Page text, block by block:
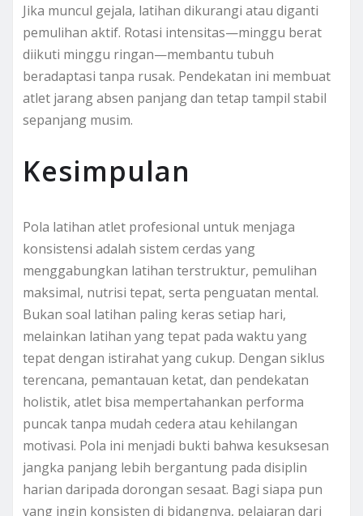
Jika muncul gejala, latihan dikurangi atau diganti
pemulihan aktif. Rotasi intensitas—minggu berat
diikuti minggu ringan—membantu tubuh
beradaptasi tanpa rusak. Pendekatan ini membuat
atlet jarang absen panjang dan tetap tampil stabil
sepanjang musim.
Kesimpulan
Pola latihan atlet profesional untuk menjaga
konsistensi adalah sistem cerdas yang
menggabungkan latihan terstruktur, pemulihan
maksimal, nutrisi tepat, serta penguatan mental.
Bukan soal latihan paling keras setiap hari,
melainkan latihan yang tepat pada waktu yang
tepat dengan istirahat yang cukup. Dengan siklus
terencana, pemantauan ketat, dan pendekatan
holistik, atlet bisa mempertahankan performa
puncak tanpa mudah cedera atau kehilangan
motivasi. Pola ini menjadi bukti bahwa kesuksesan
jangka panjang lebih bergantung pada disiplin
harian daripada dorongan sesaat. Bagi siapa pun
yang ingin konsisten di bidangnya, pelajaran dari